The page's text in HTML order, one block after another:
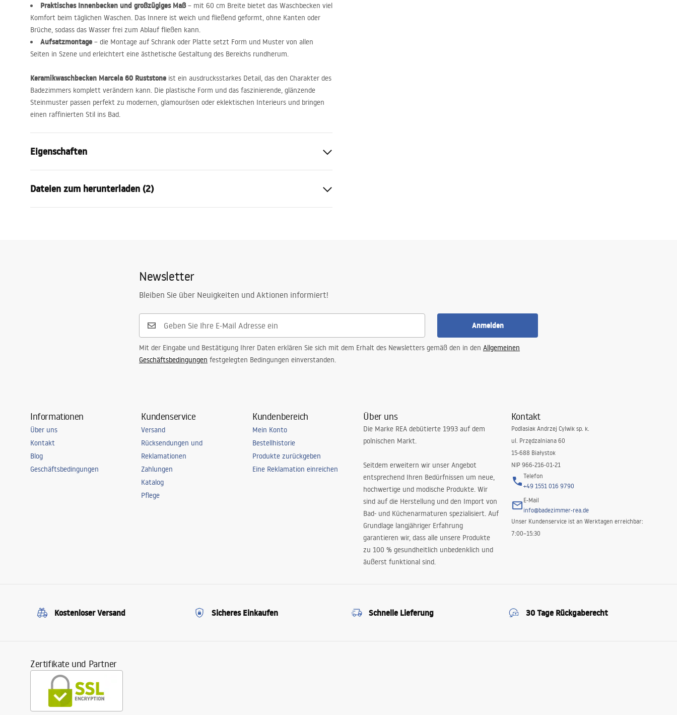
Praktisches Innenbecken und großzügiges Maß– mit 60 cm Breite bietet das Waschbecken viel
Komfort beim täglichen Waschen. Das Innere ist weich und fließend geformt, ohne Kanten oder
Brüche, sodass das Wasser frei zum Ablauf fließen kann.
Aufsatzmontage – die Montage auf Schrank oder Platte setzt Form und Muster von allen
Seiten in Szene und erleichtert eine ästhetische Gestaltung des Bereichs rundherum.
Keramikwaschbecken Marcela 60 Ruststone ist ein ausdrucksstarkes Detail, das den Charakter des
Badezimmers komplett verändern kann. Die plastische Form und das faszinierende, glänzende
Steinmuster passen perfekt zu modernen, glamourösen oder eklektischen Interieurs und bringen
einen raffinierten Stil ins Bad.
Eigenschaften
Material
Farbe
Steinoptik
135
95 mm
Ja
Nicht
Dateien zum herunterladen (2)
Newsletter
Bleiben Sie über Neuigkeiten und Aktionen informiert!
Anmelden
Mit der Eingabe und Bestätigung Ihrer Daten erklären Sie sich mit dem Erhalt des Newsletters gemäß den in den Allgemeinen
Geschäftsbedingungen festgelegten Bedingungen einverstanden.
Informationen
Über uns
Kontakt
Blog
Geschäftsbedingungen
Kundenservice
Versand
Rücksendungen und
Reklamationen
Zahlungen
Katalog
Pflege
Kundenbereich
Mein Konto
Bestellhistorie
Produkte zurückgeben
Eine Reklamation einreichen
Über uns
Die Marke REA debütierte 1993 auf dem
polnischen Markt.
Seitdem erweitern wir unser Angebot
entsprechend Ihren Bedürfnissen um neue,
hochwertige und modische Produkte. Wir
sind auf die Herstellung und den Import von
Bad- und Küchenarmaturen spezialisiert. Auf
Grundlage langjähriger Erfahrung
garantieren wir, dass alle unsere Produkte
zu 100 % gesundheitlich unbedenklich und
äußerst funktional sind.
Kontakt
Podlasiak Andrzej Cylwik sp. k.
ul. Przędzalniana 60
15-688 Białystok
NIP 966-216-01-21
Telefon
+49 1551 016 9790
E-Mail
info@badezimmer-rea.de
Unser Kundenservice ist an Werktagen erreichbar:
7:00–15:30
Kostenloser Versand Sicheres Einkaufen Schnelle Lieferung 30 Tage Rückgaberecht
Zertifikate und Partner